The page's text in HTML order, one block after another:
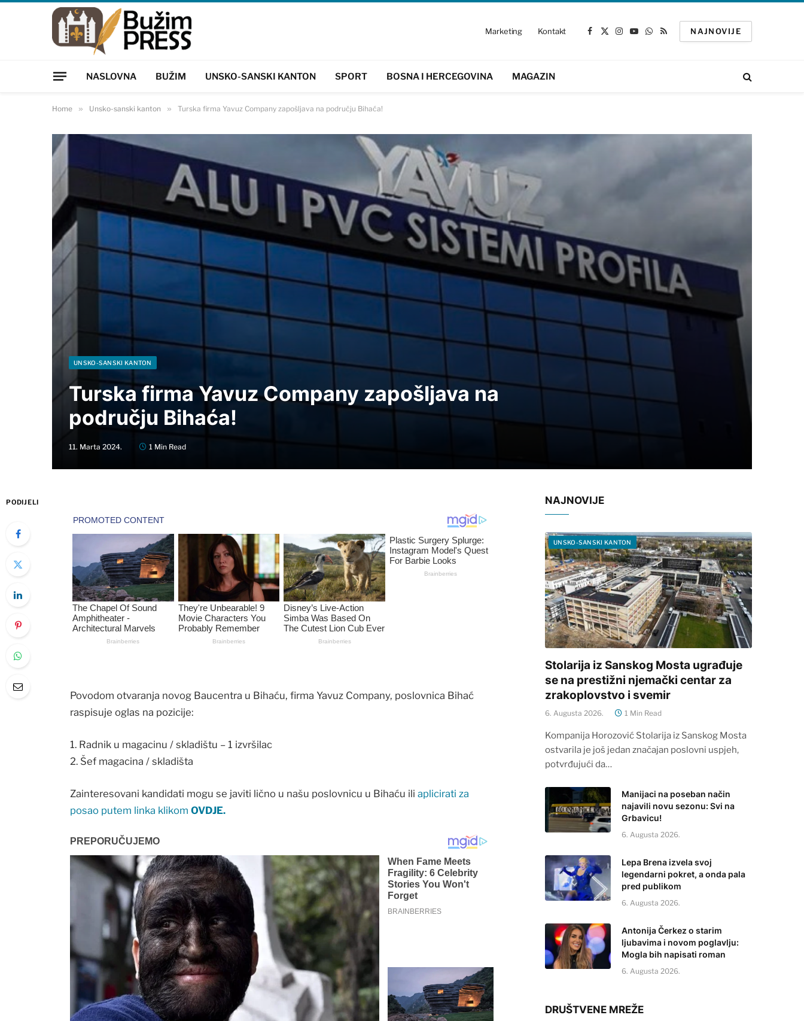
Marketing Kontakt
Facebook
X
Instagram
YouTube
WhatsApp
RSS
NAJNOVIJE
NASLOVNA BUŽIM UNSKO-SANSKI KANTON SPORT BOSNA I HERCEGOVINA MAGAZIN
Home » Unsko-sanski kanton » Turska firma Yavuz Company zapošljava na području Bihaća!
UNSKO-SANSKI KANTON
Turska firma Yavuz Company zapošljava na
području Bihaća!
11. Marta 2024. 1 Min Read
PODIJELI
Povodom otvaranja novog Baucentra u Bihaću, firma Yavuz Company, poslovnica Bihać
raspisuje oglas na pozicije:
1. Radnik u magacinu / skladištu – 1 izvršilac
2. Šef magacina / skladišta
Zainteresovani kandidati mogu se javiti lično u našu poslovnicu u Bihaću iliaplicirati za
posao putem linka klikomOVDJE.
NAJNOVIJE
UNSKO-SANSKI KANTON
Stolarija iz Sanskog Mosta ugrađuje
se na prestižni njemački centar za
zrakoplovstvo i svemir
6. Augusta 2026. 1 Min Read
Kompanija Horozović Stolarija iz Sanskog Mosta
ostvarila je još jedan značajan poslovni uspjeh,
potvrđujući da…
Manijaci na poseban način
najavili novu sezonu: Svi na
Grbavicu!
6. Augusta 2026.
Lepa Brena izvela svoj
legendarni pokret, a onda pala
pred publikom
6. Augusta 2026.
Antonija Čerkez o starim
ljubavima i novom poglavlju:
Mogla bih napisati roman
6. Augusta 2026.
DRUŠTVENE MREŽE